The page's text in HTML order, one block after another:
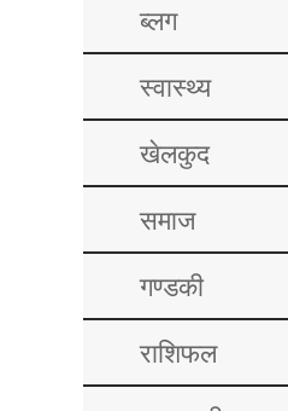
ब्लग
स्वास्थ्य
खेलकुद
समाज
गण्डकी
राशिफल